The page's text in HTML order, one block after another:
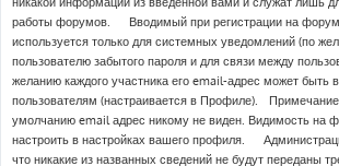
работы форумов. Вводимый при регистрации на
используется только для системных уведомлений (по
пользователю забытого пароля и для связи между
желанию каждого участника его email-адрес может быть
пользователям (настраивается в Профиле).
умолчанию email адрес никому не виден. Видимость на
настроить в настройках вашего профиля.
что никакие из названных сведений не будут переданы